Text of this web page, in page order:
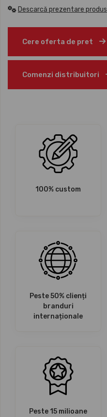
Descarcă prezentare produs
Cere oferta de pret
Comenzi distribuitori
100% custom
Peste 50% clienți
branduri
internaționale
Peste 15 milioane